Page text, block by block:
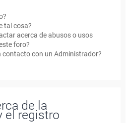
tal cosa?
acerca de abusos o usos
foro?
contacto con un Administrador?
de la
el registro